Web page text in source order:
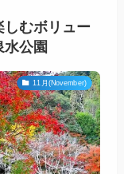
しむボリュー
水公園
11月(November)